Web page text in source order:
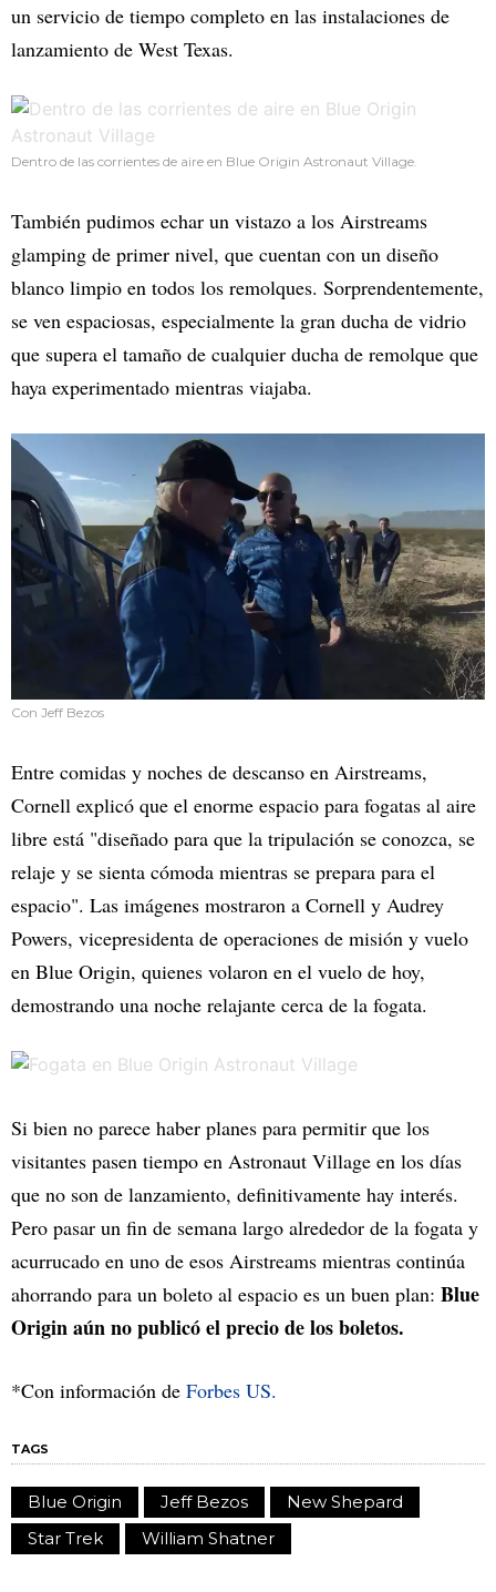
un servicio de tiempo completo en las instalaciones de
lanzamiento de West Texas.
Dentro de las corrientes de aire en Blue Origin Astronaut Village.
También pudimos echar un vistazo a los Airstreams
glamping de primer nivel, que cuentan con un diseño
blanco limpio en todos los remolques. Sorprendentemente,
se ven espaciosas, especialmente la gran ducha de vidrio
que supera el tamaño de cualquier ducha de remolque que
haya experimentado mientras viajaba.
Con Jeff Bezos
Entre comidas y noches de descanso en Airstreams,
Cornell explicó que el enorme espacio para fogatas al aire
libre está "diseñado para que la tripulación se conozca, se
relaje y se sienta cómoda mientras se prepara para el
espacio". Las imágenes mostraron a Cornell y Audrey
Powers, vicepresidenta de operaciones de misión y vuelo
en Blue Origin, quienes volaron en el vuelo de hoy,
demostrando una noche relajante cerca de la fogata.
Si bien no parece haber planes para permitir que los
visitantes pasen tiempo en Astronaut Village en los días
que no son de lanzamiento, definitivamente hay interés.
Pero pasar un fin de semana largo alrededor de la fogata y
acurrucado en uno de esos Airstreams mientras continúa
ahorrando para un boleto al espacio es un buen plan: Blue
Origin aún no publicó el precio de los boletos.
*Con información de Forbes US.
TAGS
Blue Origin Jeff Bezos
New Shepard
Star Trek
William Shatner